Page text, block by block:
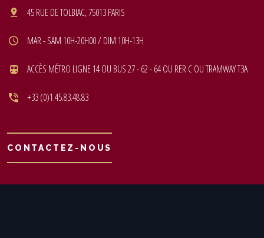
45 RUE DE TOLBIAC, 75013 PARIS
MAR - SAM 10H-20H00 / DIM 10H-13H
ACCÈS MÉTRO LIGNE 14 OU BUS 27 - 62 - 64 OU RER C OU TRAMWAY T3A
+33 (0)1.45.83.48.83
CONTACTEZ-NOUS